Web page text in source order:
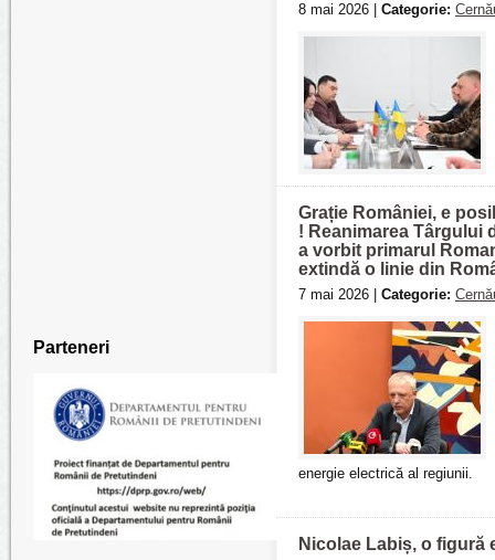
Parteneri
8 mai 2026 | Categorie:
Grație României, e
! Reanimarea Târgului
a vorbit primarul
extindă o linie din
7 mai 2026 | Categorie:
energie electrică al regiunii.
Nicolae Labiș, o figură